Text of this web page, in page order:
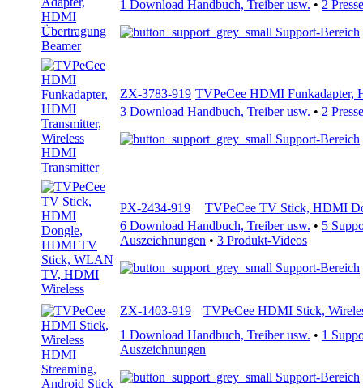
1 Download Handbuch, Treiber usw. • 2
Support-Bereich
ZX-3783-919 TVPeCee HDMI Funkadapter,
3 Download Handbuch, Treiber usw. • 2
Support-Bereich
PX-2434-919
TVPeCee TV Stick, HDMI
6 Download Handbuch, Treiber usw. • 5
Auszeichnungen • 3 Produkt-Videos
Support-Bereich
ZX-1403-919
TVPeCee HDMI Stick,
1 Download Handbuch, Treiber usw. • 1
Auszeichnungen
Support-Bereich